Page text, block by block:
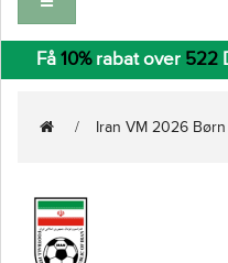
Få 10%rabat over 522
Iran VM 2026 Børn